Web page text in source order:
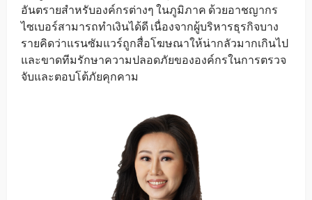
อันตรายสำหรับองค์กรต่างๆ ในภูมิภาค ด้วยอาชญากร
ไซเบอร์สามารถทำเงินได้ดี เนื่องจากผู้บริหารธุรกิจบาง
รายคิดว่าแรนซัมแวร์ถูกสื่อโฆษณาให้น่ากลัวมากเกินไป
และขาดทีมรักษาความปลอดภัยขององค์กรในการตรวจ
จับและตอบโต้ภัยคุกคาม